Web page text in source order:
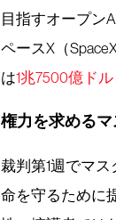
目指すオープン
ペースX（
は1兆7500億ドル
権力を求める
裁判第1週でマ
命を守るために